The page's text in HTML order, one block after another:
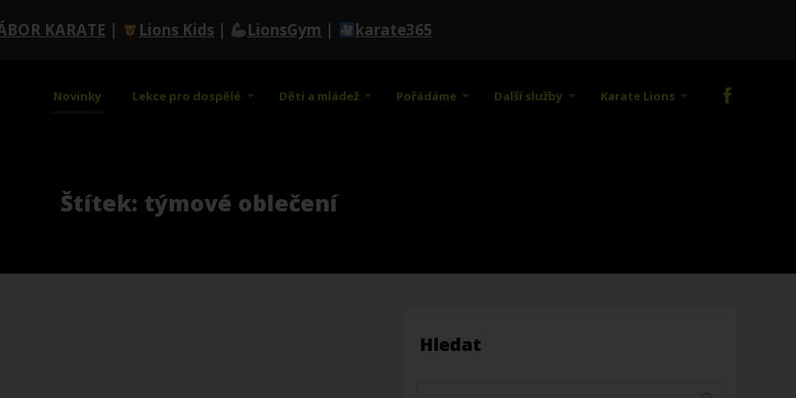
KARATE | Lions Kids | LionsGym | karate365
Novinky Lekce pro dospělé Děti a mládež Pořádáme Další služby Karate Lions
Štítek: týmové oblečení
Hledat